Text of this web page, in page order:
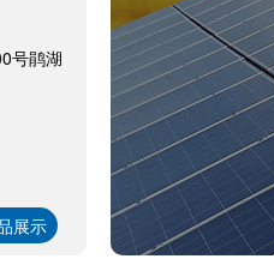
号鹃湖
展示